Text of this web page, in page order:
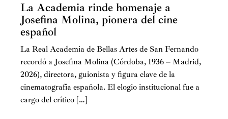
La Academia rinde homenaje a
Josefina Molina, pionera del cine
español
La Real Academia de Bellas Artes de San Fernando
recordó a Josefina Molina (Córdoba, 1936 – Madrid,
2026), directora, guionista y figura clave de la
cinematografía española. El elogio institucional fue a
cargo del crítico […]